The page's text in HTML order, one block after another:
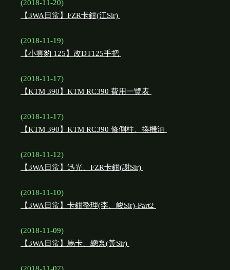
(2018-11-20)
【3WA日常】FZR卡鉗(江Sir)
(2018-11-19)
【小雲豹 125】改DT125手把
(2018-11-17)
【KTM 390】KTM RC390 費用一覽表
(2018-11-17)
【KTM 390】KTM RC390 修側柱、換機油
(2018-11-12)
【3WA日常】迅光、FZR卡鉗(謝Sir)
(2018-11-10)
【3WA日常】卡鉗整理(李、峻Sir)-Part2
(2018-11-09)
【3WA日常】馬卡、總泵(黃Sir)